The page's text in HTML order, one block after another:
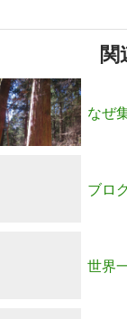
関
なぜ
がい
ブロ
ス構
世界